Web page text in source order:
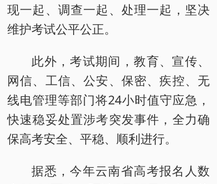
现一起、调查一起、处理一起，坚决
维护考试公平公正。
此外，考试期间，教育、宣传、
网信、工信、公安、保密、疾控、无
线电管理等部门将24小时值守应急，
快速稳妥处置涉考突发事件，全力确
保高考安全、平稳、顺利进行。
据悉，今年云南省高考报名人数